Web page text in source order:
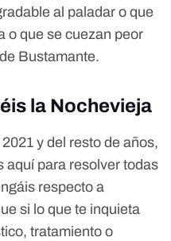
al paladar o que
o que se cuezan peor
Bustamante.
la Nochevieja
y del resto de años,
aquí para resolver todas
respecto a
si lo que te inquieta
tratamiento o